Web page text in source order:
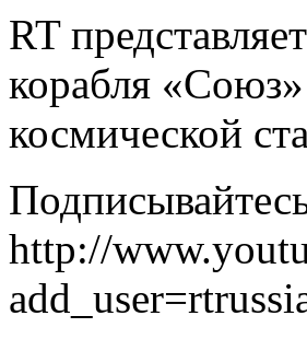
RT
корабля
космической
http://